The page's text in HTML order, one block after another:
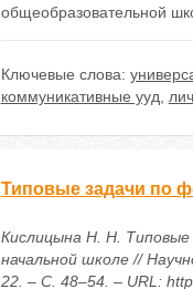
общеобразовательной
Ключевые слова:
коммуникативные ууд
Типовые задачи по
Кислицына Н. Н. Типовые
начальной школе //
22. – С. 48–54. – URL: